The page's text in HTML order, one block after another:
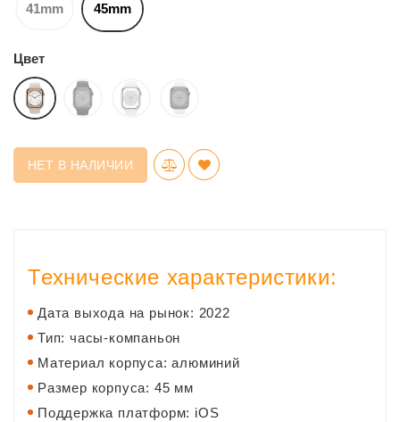
41mm 45mm
Цвет
НЕТ В НАЛИЧИИ
Технические характеристики:
Дата выхода на рынок: 2022
Тип: часы-компаньон
Материал корпуса: алюминий
Размер корпуса: 45 мм
Поддержка платформ: iOS